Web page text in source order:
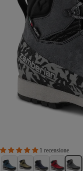
1 recensione